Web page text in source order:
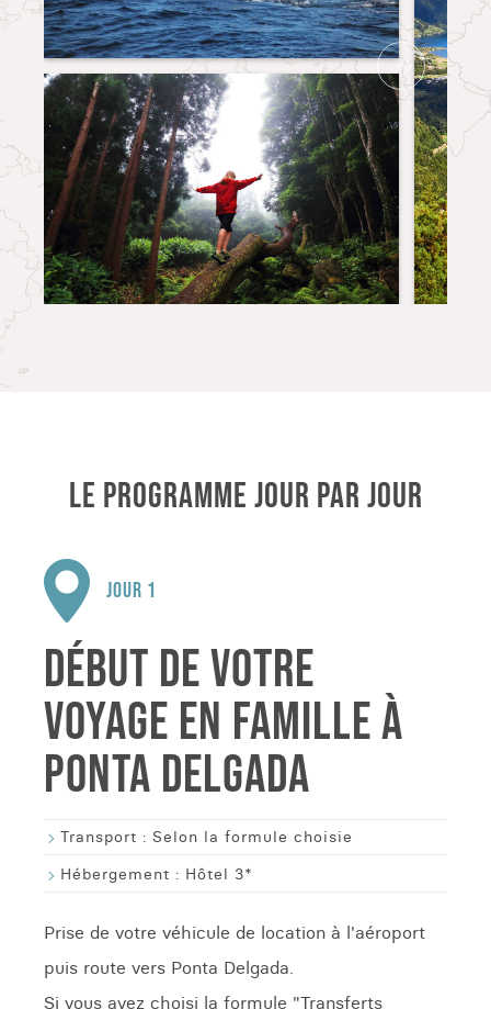
LE PROGRAMME JOUR PAR JOUR
JOUR 1
DÉBUT DE VOTRE
VOYAGE EN FAMILLE À
PONTA DELGADA
Transport : Selon la formule choisie
Hébergement : Hôtel 3*
Prise de votre véhicule de location à l'aéroport
puis route vers Ponta Delgada.
Si vous avez choisi la formule "Transferts